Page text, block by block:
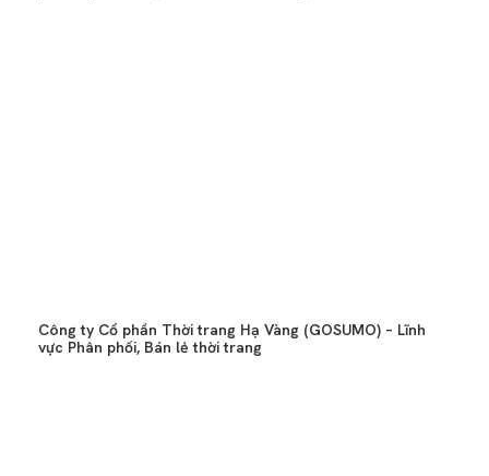
Công ty Cổ phần Thời trang Hạ Vàng (GOSUMO) – Lĩnh
vực Phân phối, Bán lẻ thời trang